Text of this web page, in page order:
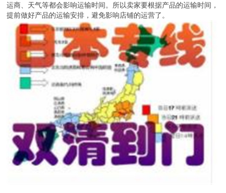
运商、天气等都会影响运输时间。所以卖家要根据产品的运输时间，
提前做好产品的运输安排，避免影响店铺的运营了。